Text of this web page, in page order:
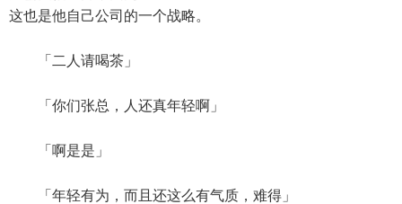
这也是他自己公司的一个战略。
「二人请喝茶」
「你们张总，人还真年轻啊」
「啊是是」
「年轻有为，而且还这么有气质，难得」